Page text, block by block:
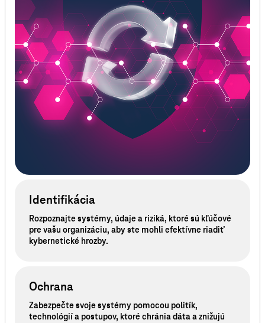
Identifikácia
Rozpoznajte systémy, údaje a riziká, ktoré sú kľúčové
pre vašu organizáciu, aby ste mohli efektívne riadiť
kybernetické hrozby.
Ochrana
Zabezpečte svoje systémy pomocou politík,
technológií a postupov, ktoré chránia dáta a znižujú